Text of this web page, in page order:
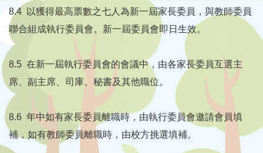
8.4 以獲得最高票數之七人為新一屆家長委員，與教師委員
聯合組成執行委員會。新一屆委員會即日生效。
8.5 在新一屆執行委員會的會議中，由各家長委員互選主
席、副主席、司庫、秘書及其他職位。
8.6 年中如有家長委員離職時，由執行委員會邀請會員填
補，如有教師委員離職時，由校方挑選填補。